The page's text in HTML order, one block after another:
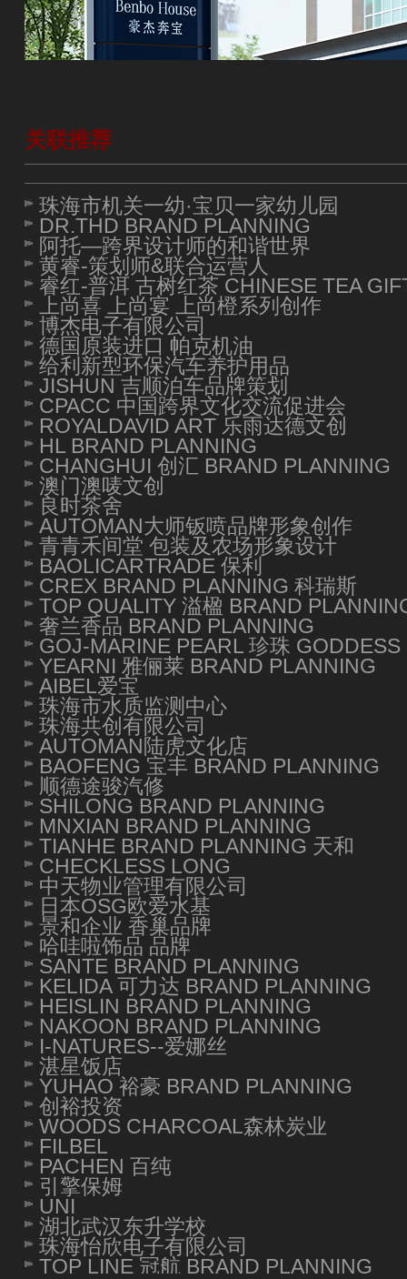
关联推荐
珠海市机关一幼·宝贝一家幼儿园
DR.THD BRAND PLANNING
阿托—跨界设计师的和谐世界
黄睿-策划师&联合运营人
睿红-普洱 古树红茶 CHINESE TEA
上尚喜 上尚宴 上尚橙系列创作
博杰电子有限公司
德国原装进口 帕克机油
给利新型环保汽车养护用品
JISHUN 吉顺泊车品牌策划
CPACC 中国跨界文化交流促进会
ROYALDAVID ART 乐雨达德文创
HL BRAND PLANNING
CHANGHUI 创汇 BRAND PLANNING
澳门澳唛文创
良时茶舍
AUTOMAN大师钣喷品牌形象创作
青青禾间堂 包装及农场形象设计
BAOLICARTRADE 保利
CREX BRAND PLANNING 科瑞斯
TOP QUALITY 溢楹 BRAND
奢兰香品 BRAND PLANNING
GOJ-MARINE PEARL 珍珠
YEARNI 雅俪莱 BRAND PLANNING
AIBEL爱宝
珠海市水质监测中心
珠海共创有限公司
AUTOMAN陆虎文化店
BAOFENG 宝丰 BRAND PLANNING
顺德途骏汽修
SHILONG BRAND PLANNING
MNXIAN BRAND PLANNING
TIANHE BRAND PLANNING 天和
CHECKLESS LONG
中天物业管理有限公司
日本OSG欧爱水基
景和企业 香巢品牌
哈哇啦饰品 品牌
SANTE BRAND PLANNING
KELIDA 可力达 BRAND PLANNING
HEISLIN BRAND PLANNING
NAKOON BRAND PLANNING
I-NATURES--爱娜丝
湛星饭店
YUHAO 裕豪 BRAND PLANNING
创裕投资
WOODS CHARCOAL森林炭业
FILBEL
PACHEN 百纯
引擎保姆
UNI
湖北武汉东升学校
珠海怡欣电子有限公司
TOP LINE 冠航 BRAND PLANNING